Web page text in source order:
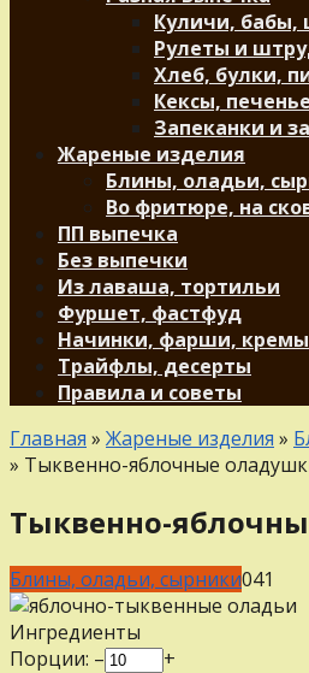
Куличи, бабы,
Рулеты и
Хлеб, булки,
Кексы,
Запеканки и
Жареные изделия
Блины, оладьи,
Во фритюре, на
ПП выпечка
Без выпечки
Из лаваша, тортильи
Фуршет, фастфуд
Начинки, фарши, кремы
Трайфлы, десерты
Правила и советы
Главная » Жареные изделия »
» Тыквенно-яблочные
Тыквенно-
Блины, оладьи, сырники041
Ингредиенты
Порции: –
+